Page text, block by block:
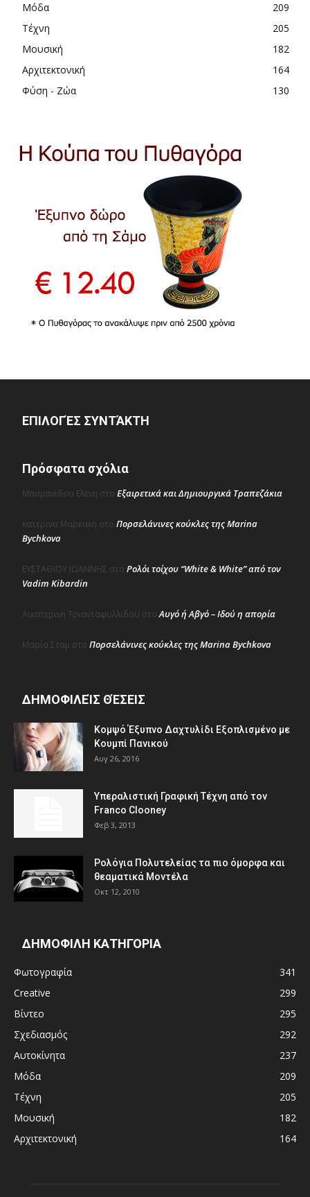
Μόδα
209
Τέχνη
205
Μουσική
182
Αρχιτεκτονική
164
Φύση - Ζώα
130
ΕΠΙΛΟΓΈΣ ΣΥΝΤΆΚΤΗ
Πρόσφατα σχόλια
Μασμανιδου Ελενη στο Εξαιρετικά και Δημιουργικά Τραπεζάκια
κατερινα Μαρκακη στο Πορσελάνινες κούκλες της Marina
Bychkova
ΕΥΣΤΑΘΙΟΥ ΙΩΑΝΝΗΣ στο Ρολόι τοίχου “White & White” από τον
Vadim Kibardin
Αικατερινη Τριανταφυλλιδου στοΑυγό ή Αβγό – Ιδού η απορία
Μαρία Σταμ στο Πορσελάνινες κούκλες της Marina Bychkova
ΔΗΜΟΦΙΛΕΊΣ ΘΈΣΕΙΣ
Κομψό Έξυπνο Δαχτυλίδι Εξοπλισμένο με
Κουμπί Πανικού
Αυγ 26, 2016
Υπεραλιστική Γραφική Τέχνη από τον
Franco Clooney
Φεβ 3, 2013
Ρολόγια Πολυτελείας τα πιο όμορφα και
θεαματικά Μοντέλα
Οκτ 12, 2010
ΔΗΜΟΦΙΛΗ ΚΑΤΗΓΟΡΙΑ
Φωτογραφία
341
Creative
299
Βίντεο
295
Σχεδιασμός
292
Αυτοκίνητα
237
Μόδα
209
Τέχνη
205
Μουσική
182
Αρχιτεκτονική
164